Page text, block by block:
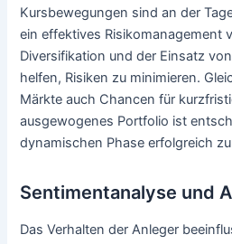
Kursbewegungen sind an der
ein effektives Risikomanagement
Diversifikation und der Einsatz
helfen, Risiken zu minimieren.
Märkte auch Chancen für
ausgewogenes Portfolio ist
dynamischen Phase erfolgreich
Sentimentanalyse und
Das Verhalten der Anleger